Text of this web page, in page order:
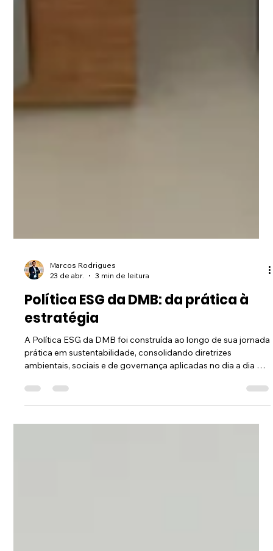
23 de abr.
3 min de leitura
Política ESG da DMB: da prática à
estratégia
A Política ESG da DMB foi construída ao longo de sua jornada
ambientais, sociais e de governança aplicadas no dia a dia da
operação.